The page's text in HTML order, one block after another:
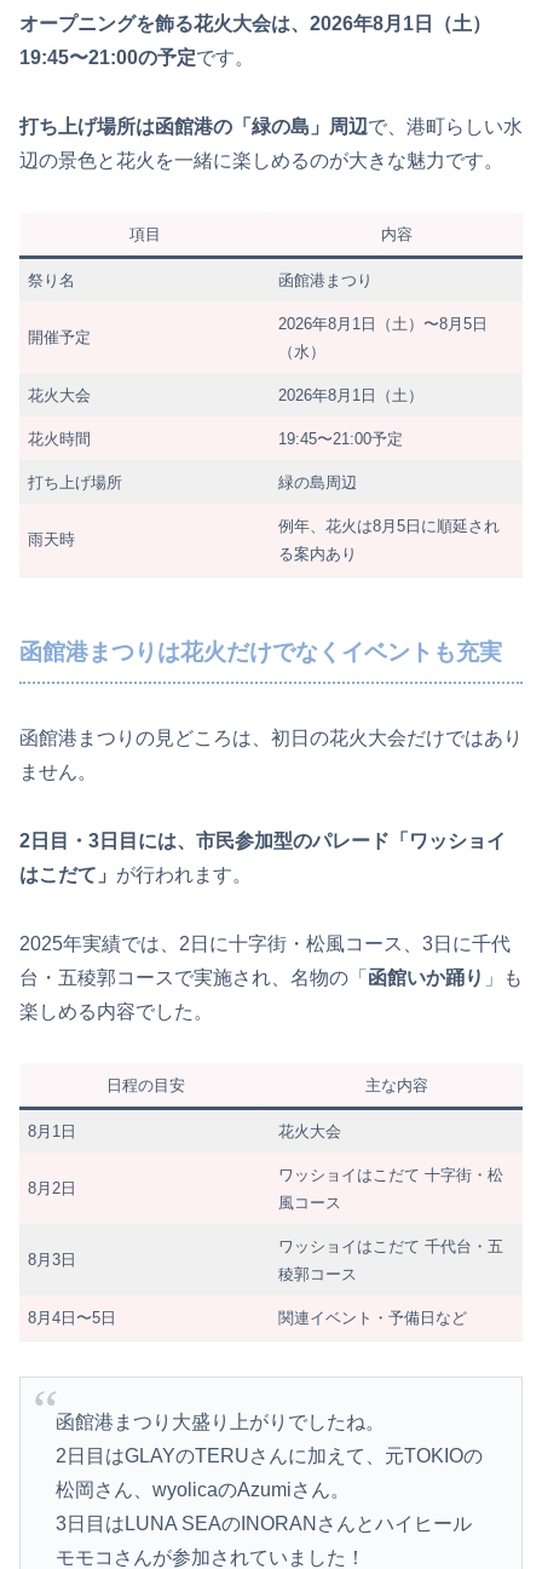
オープニングを飾る花火大会は、2026年8月1日（土）
19:45〜21:00の予定です。
打ち上げ場所は函館港の「緑の島」周辺で、港町らしい水
辺の景色と花火を一緒に楽しめるのが大きな魅力です。
項目 内容
祭り名 函館港まつり
開催予定
2026年8月1日（土）〜8月5日
（水）
花火大会 2026年8月1日（土）
花火時間 19:45〜21:00予定
打ち上げ場所 緑の島周辺
雨天時
例年、花火は8月5日に順延され
る案内あり
函館港まつりは花火だけでなくイベントも充実
函館港まつりの見どころは、初日の花火大会だけではあり
ません。
2日目・3日目には、市民参加型のパレード「ワッショイ
はこだて」 が行われます。
2025年実績では、2日に十字街・松風コース、3日に千代
台・五稜郭コースで実施され、名物の「 函館いか踊り 」も
楽しめる内容でした。
日程の目安 主な内容
8月1日 花火大会
8月2日
ワッショイはこだて 十字街・松
風コース
8月3日
ワッショイはこだて 千代台・五
稜郭コース
8月4日〜5日 関連イベント・予備日など
函館港まつり大盛り上がりでしたね。
2日目はGLAYのTERUさんに加えて、元TOKIOの
松岡さん、wyolicaのAzumiさん。
3日目はLUNA SEAのINORANさんとハイヒール
モモコさんが参加されていました！